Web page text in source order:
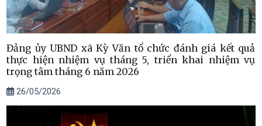
Đảng ủy UBND xã Kỳ Văn tổ chức đánh giá kết quả
thực hiện nhiệm vụ tháng 5, triển khai nhiệm vụ
trọng tâm tháng 6 năm 2026
26/05/2026